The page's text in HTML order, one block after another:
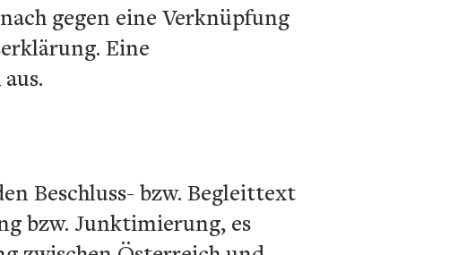
gegen eine Verknüpfung
Eine
Beschluss- bzw. Begleittext
bzw. Junktimierung, es